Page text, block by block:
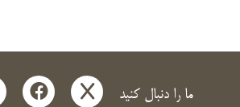
ما را دنبال کنید x